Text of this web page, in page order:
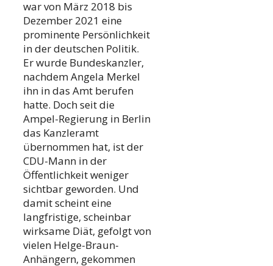
war von März 2018 bis
Dezember 2021 eine
prominente Persönlichkeit
in der deutschen Politik.
Er wurde Bundeskanzler,
nachdem Angela Merkel
ihn in das Amt berufen
hatte. Doch seit die
Ampel-Regierung in Berlin
das Kanzleramt
übernommen hat, ist der
CDU-Mann in der
Öffentlichkeit weniger
sichtbar geworden. Und
damit scheint eine
langfristige, scheinbar
wirksame Diät, gefolgt von
vielen Helge-Braun-
Anhängern, gekommen